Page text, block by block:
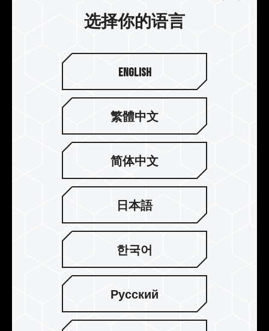
的异音，让系统更安静。
油封轴承马达 PWM 智慧控制
支持 PWM(Pulse Width Modulation)智能控制，可
依温度精准调整风扇转速而达到最佳散热效果，搭
配使用高达 50000HR 寿命的油封轴承高速马达，
节能与耐用性一次到位。
选择你的语言
English
繁體中文
简体中文
日本語
한국어
Русский